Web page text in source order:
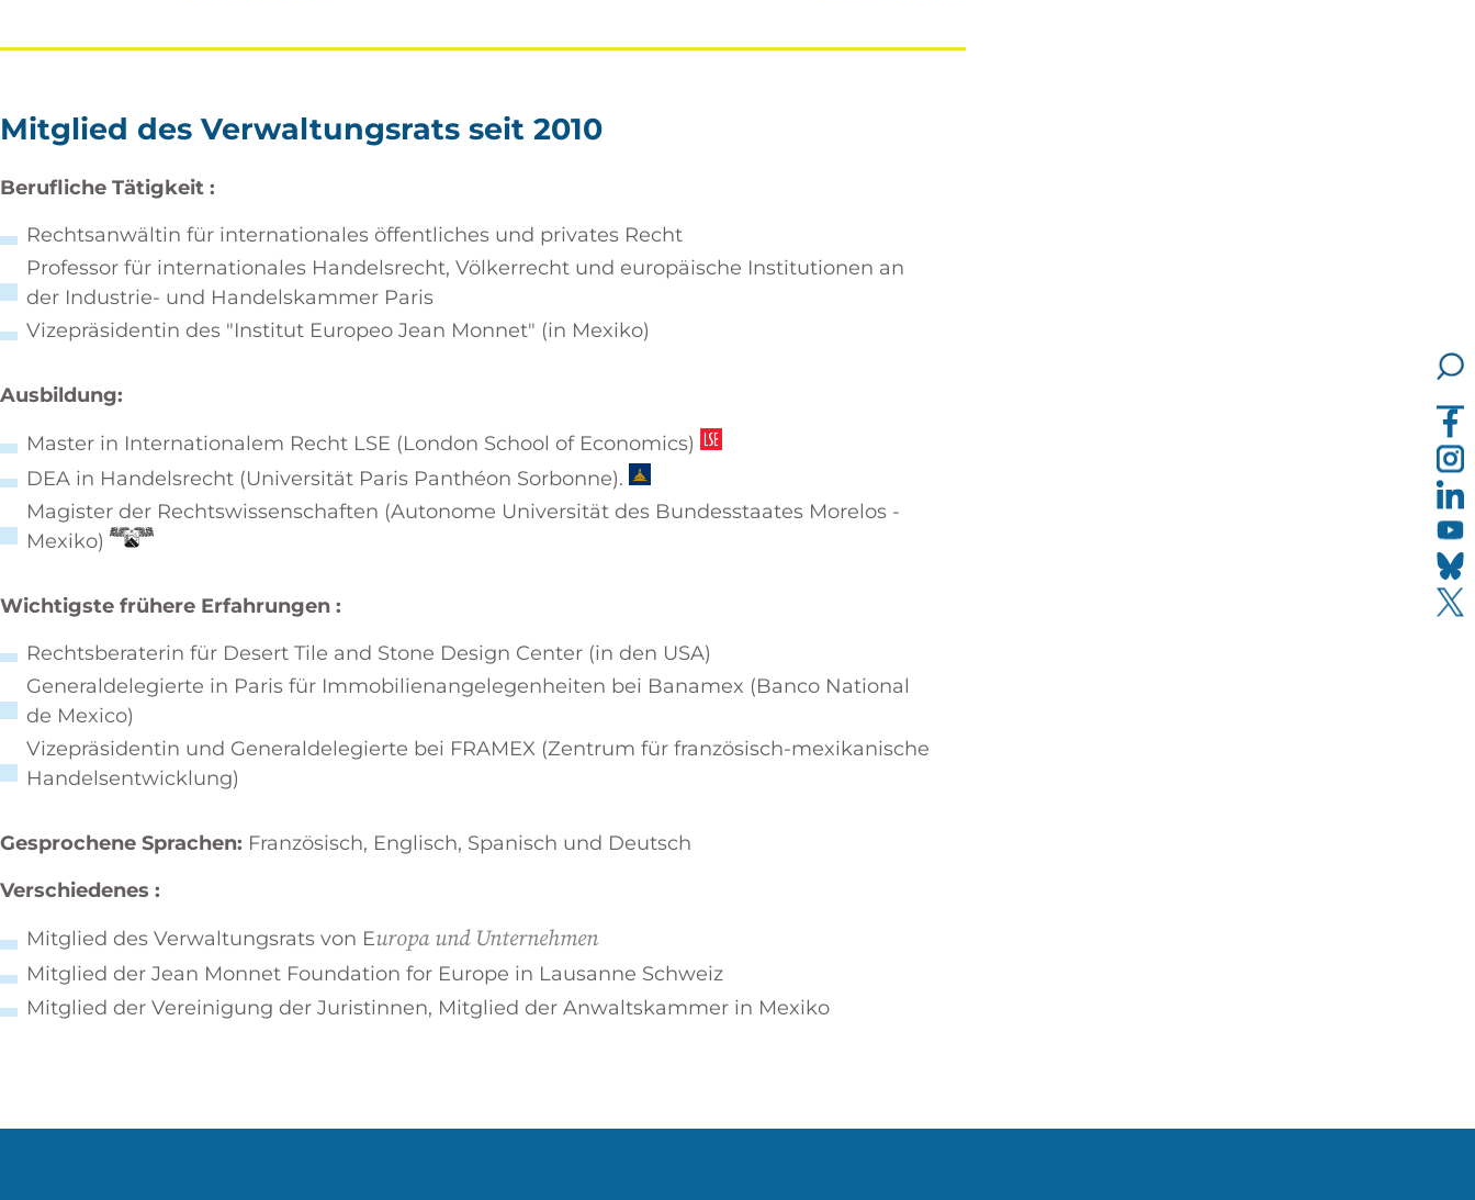
Mitglied des Verwaltungsrats seit 2010
Berufliche Tätigkeit :
Rechtsanwältin für internationales öffentliches und privates Recht
Professor für internationales Handelsrecht, Völkerrecht und europäische Institutionen an
der Industrie- und Handelskammer Paris
Vizepräsidentin des "Institut Europeo Jean Monnet" (in Mexiko)
Ausbildung:
Master in Internationalem Recht LSE (London School of Economics)
DEA in Handelsrecht (Universität Paris Panthéon Sorbonne).
Magister der Rechtswissenschaften (Autonome Universität des Bundesstaates Morelos -
Mexiko)
Wichtigste frühere Erfahrungen :
Rechtsberaterin für Desert Tile and Stone Design Center (in den USA)
Generaldelegierte in Paris für Immobilienangelegenheiten bei Banamex (Banco National
de Mexico)
Vizepräsidentin und Generaldelegierte bei FRAMEX (Zentrum für französisch-mexikanische
Handelsentwicklung)
Gesprochene Sprachen: Französisch, Englisch, Spanisch und Deutsch
Verschiedenes :
Mitglied des Verwaltungsrats von Europa und Unternehmen
Mitglied der Jean Monnet Foundation for Europe in Lausanne Schweiz
Mitglied der Vereinigung der Juristinnen, Mitglied der Anwaltskammer in Mexiko